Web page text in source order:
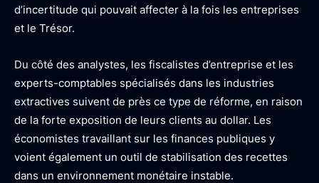
d’incertitude qui pouvait affecter à la fois les entreprises
et le Trésor.
Du côté des analystes, les fiscalistes d’entreprise et les
experts-comptables spécialisés dans les industries
extractives suivent de près ce type de réforme, en raison
de la forte exposition de leurs clients au dollar. Les
économistes travaillant sur les finances publiques y
voient également un outil de stabilisation des recettes
dans un environnement monétaire instable.